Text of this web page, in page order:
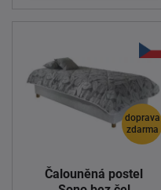
doprava
zdarma
Čalouněná postel